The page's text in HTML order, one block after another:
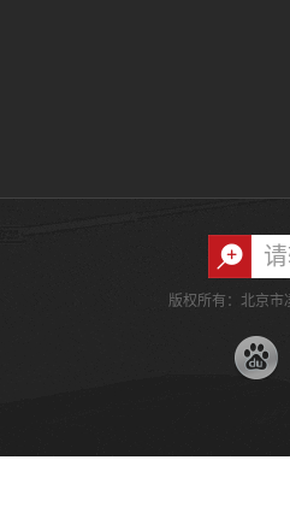
版权所有：北京